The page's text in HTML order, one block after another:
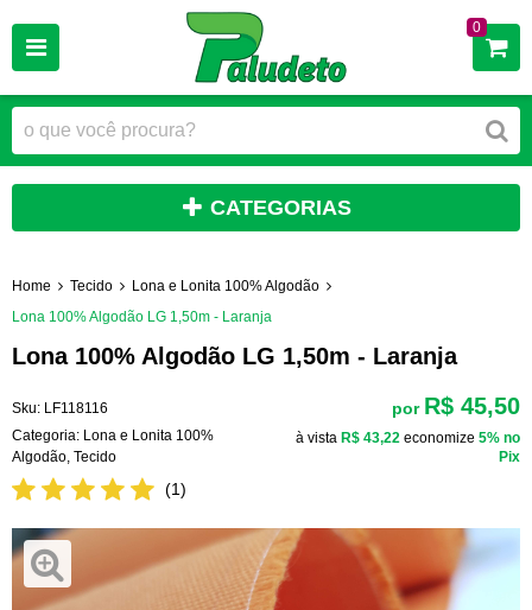
0
CATEGORIAS
Home Tecido
Lona e Lonita 100% Algodão
Lona 100% Algodão LG 1,50m - Laranja
Lona 100% Algodão LG 1,50m - Laranja
Sku: LF118116
Categoria: Lona e Lonita 100%
Algodão Tecido
(1)
por R$ 45,50
à vista R$ 43,22 economize 5% no
Pix